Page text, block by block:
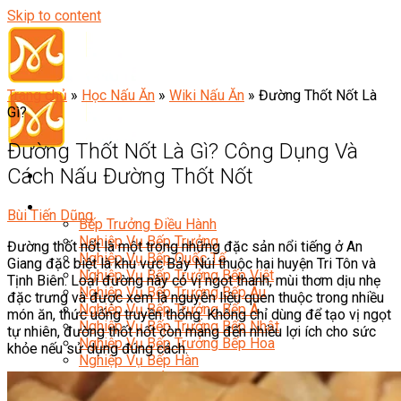
Skip to content
Đầu Bếp
Bếp Trưởng Điều Hành
Nghiệp Vụ Bếp Trưởng
Nghiệp Vụ Bếp Quốc Tế
Nghiệp Vụ Bếp Trưởng Bếp Việt
Nghiệp Vụ Bếp Trưởng Bếp Âu
Nghiệp Vụ Bếp Trưởng Bếp Á
Nghiệp Vụ Bếp Trưởng Bếp Nhật
Nghiệp Vụ Bếp Trưởng Bếp Hoa
Nghiệp Vụ Bếp Hàn
Nghiệp Vụ Bếp Thái
Nghiệp Vụ Bếp Chay
Trang chủ » Học Nấu Ăn » Wiki Nấu Ăn » Đường Thốt Nốt Là
Gì?
Đường Thốt Nốt Là Gì? Công Dụng Và
Cách Nấu Đường Thốt Nốt
Bùi Tiến Dũng
Đường thốt nốt là một trong những đặc sản nổi tiếng ở An
Giang đặc biệt là khu vực Bảy Núi thuộc hai huyện Tri Tôn và
Tịnh Biên. Loại đường này có vị ngọt thanh, mùi thơm dịu nhẹ
đặc trưng và được xem là nguyên liệu quen thuộc trong nhiều
món ăn, thức uống truyền thống. Không chỉ dùng để tạo vị ngọt
tự nhiên, đường thốt nốt còn mang đến nhiều lợi ích cho sức
khỏe nếu sử dụng đúng cách.